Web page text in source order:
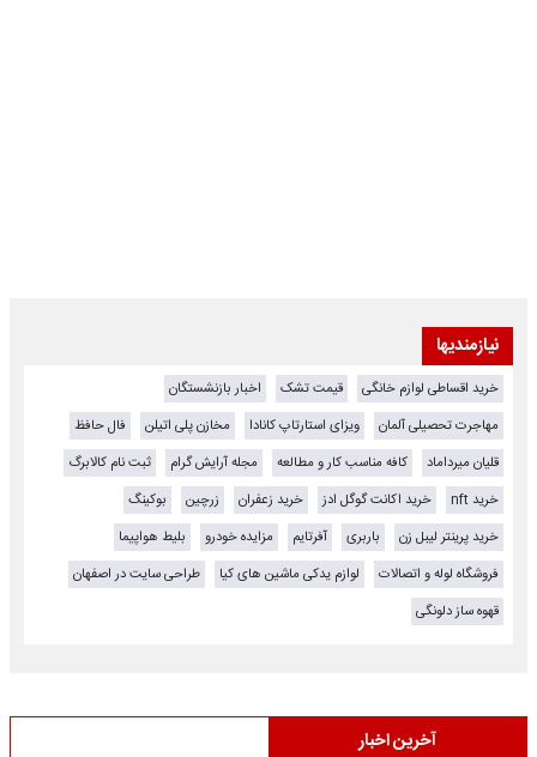
نیازمندیها
خرید اقساطی لوازم خانگی قیمت تشک
اخبار بازنشستگان
مهاجرت تحصیلی آلمان
ویزای استارتاپ کانادا مخازن پلی اتیلن
فال حافظ
قلیان میرداماد
کافه مناسب کار و مطالعه مجله آرایش گرام
ثبت نام کالابرگ
خرید nft
خرید اکانت گوگل ادز خرید زعفران زرچین
بوکینگ
خرید پرینتر لیبل زن
باربری آفرتایم مزایده خودرو
بلیط هواپیما
فروشگاه لوله و اتصالات
لوازم یدکی ماشین های کیا
طراحی سایت در اصفهان
قهوه ساز دلونگی
آخرین اخبار